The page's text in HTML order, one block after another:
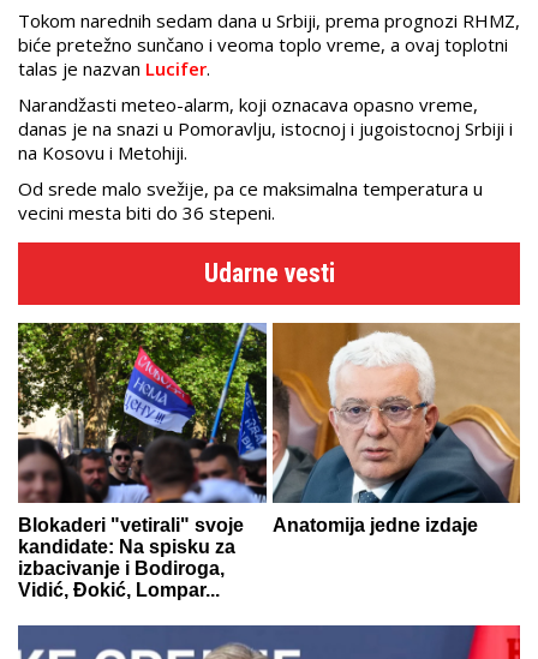
Tokom narednih sedam dana u Srbiji, prema prognozi RHMZ,
biće pretežno sunčano i veoma toplo vreme, a ovaj toplotni
talas je nazvan Lucifer.
Narandžasti meteo-alarm, koji oznacava opasno vreme,
danas je na snazi u Pomoravlju, istocnoj i jugoistocnoj Srbiji i
na Kosovu i Metohiji.
Od srede malo svežije, pa ce maksimalna temperatura u
vecini mesta biti do 36 stepeni.
Udarne vesti
Blokaderi "vetirali" svoje
kandidate: Na spisku za
izbacivanje i Bodiroga,
Vidić, Đokić, Lompar...
Anatomija jedne izdaje